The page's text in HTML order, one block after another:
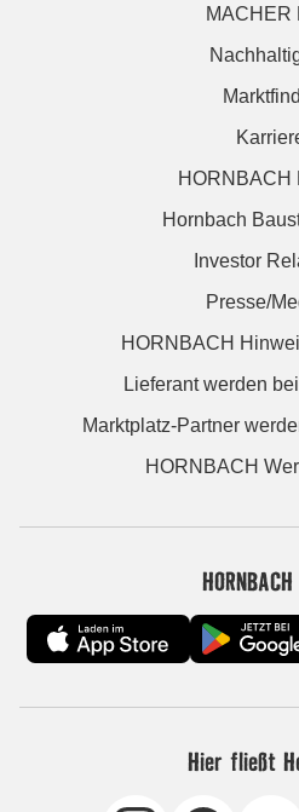
MACHER
HORNBACH
Hornbach
Investor
Presse/
HORNBACH
Lieferant werden
Marktplatz-Partner
HORNBACH
Hier fließt